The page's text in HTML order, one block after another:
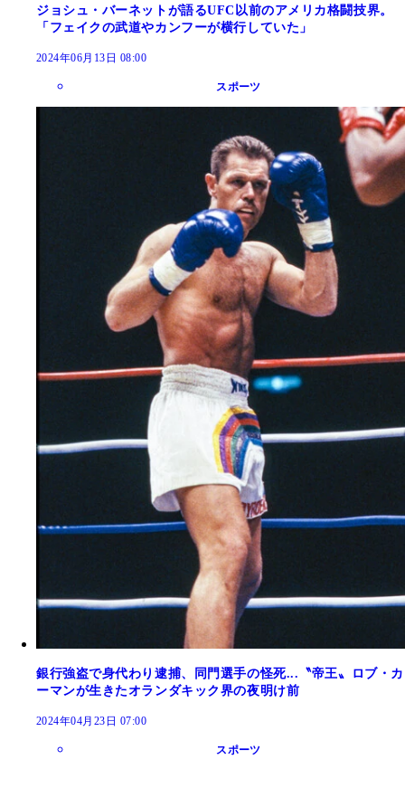
ジョシュ・バーネットが語るUFC以前のアメリカ格闘技界。
「フェイクの武道やカンフーが横行していた」
2024年06月13日 08:00
スポーツ
銀行強盗で身代わり逮捕、同門選手の怪死...〝帝王〟ロブ・カ
ーマンが生きたオランダキック界の夜明け前
2024年04月23日 07:00
スポーツ